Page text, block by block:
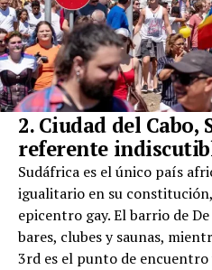
2. Ciudad del Cabo,
referente
Sudáfrica es el único país
igualitario en su constitución,
epicentro gay. El barrio de
bares, clubes y saunas,
3rd es el punto de encuentro